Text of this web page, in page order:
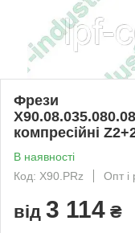
Фрези
компресійні
В наявності
Код: X90.PRz
Опт і
від 3 114 ₴